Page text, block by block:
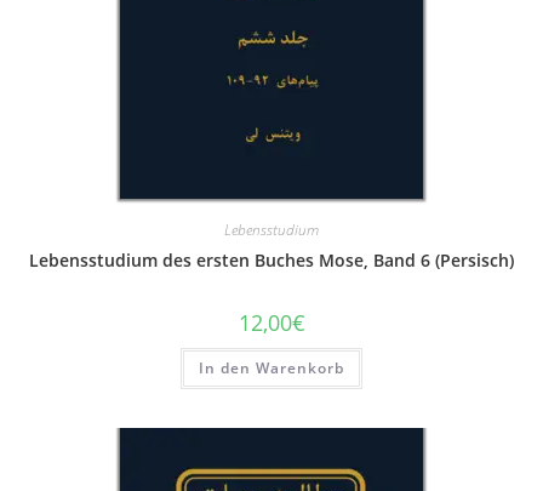
Lebensstudium
Lebensstudium des ersten Buches Mose, Band 6 (Persisch)
12,00€
In den Warenkorb